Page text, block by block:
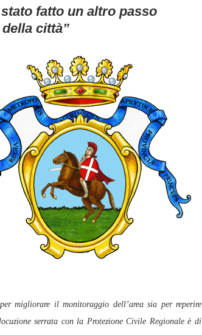
stato fatto un altro passo
città”
migliorare il monitoraggio dell’area sia per reperire
serrata con la Protezione Civile Regionale è di